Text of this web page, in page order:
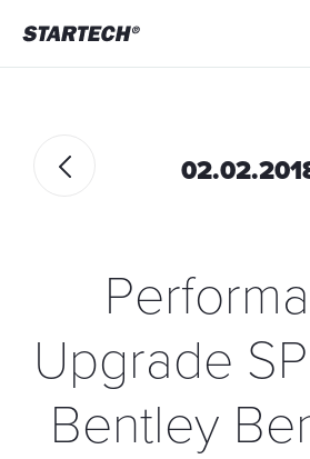
Upgrade
Bentley